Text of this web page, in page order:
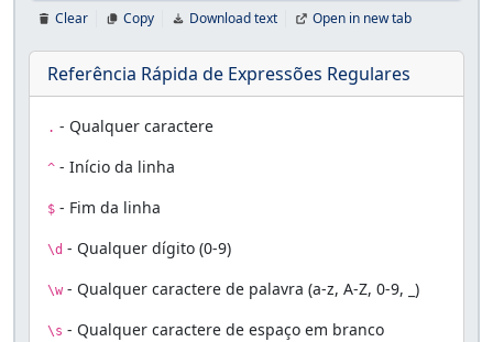
Clear Copy Download text Open in new tab
Referência Rápida de Expressões Regulares
. - Qualquer caractere
^ - Início da linha
$ - Fim da linha
\d - Qualquer dígito (0-9)
\w - Qualquer caractere de palavra (a-z, A-Z, 0-9, _)
\s - Qualquer caractere de espaço em branco